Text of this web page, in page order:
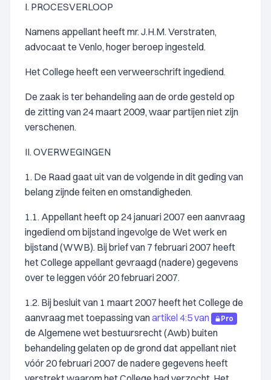
I. PROCESVERLOOP
Namens appellant heeft mr. J.H.M. Verstraten,
advocaat te Venlo, hoger beroep ingesteld.
Het College heeft een verweerschrift ingediend.
De zaak is ter behandeling aan de orde gesteld op
de zitting van 24 maart 2009, waar partijen niet zijn
verschenen.
II. OVERWEGINGEN
1. De Raad gaat uit van de volgende in dit geding van
belang zijnde feiten en omstandigheden.
1.1. Appellant heeft op 24 januari 2007 een aanvraag
ingediend om bijstand ingevolge de Wet werk en
bijstand (WWB). Bij brief van 7 februari 2007 heeft
het College appellant gevraagd (nadere) gegevens
over te leggen vóór 20 februari 2007.
1.2. Bij besluit van 1 maart 2007 heeft het College de
aanvraag met toepassing vanartikel 4:5 van Pro
de Algemene wet bestuursrecht (Awb) buiten
behandeling gelaten op de grond dat appellant niet
vóór 20 februari 2007 de nadere gegevens heeft